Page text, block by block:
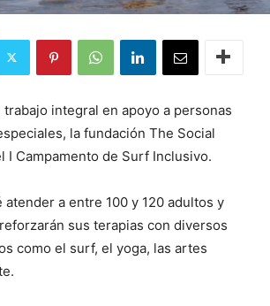
integral en apoyo a personas
la fundación The Social
I Campamento de Surf Inclusivo.
a entre 100 y 120 adultos y
sus terapias con diversos
como el surf, el yoga, las artes